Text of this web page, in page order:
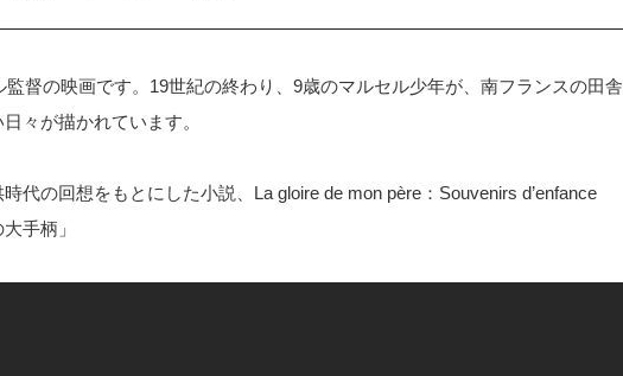
監督の映画です。19世紀の終わり、9歳のマルセル少年が、南フランスの田舎
々が描かれています。
代の回想をもとにした小説、La gloire de mon père：Souvenirs d’enfance
手柄」